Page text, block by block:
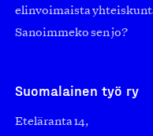
elinvoimaista
Sanoimmeko sen jo?
Suomalainen työ ry
Eteläranta 14,